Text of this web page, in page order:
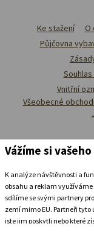
Ke stažení O
Půjčovna
Vnitřní
Všeobecné
Vážíme si
K analýze návštěvnosti a
obsahu a reklam
sdílíme se svými partnery
zemí mimo EU. Partneři
jste jim poskytli nebo které